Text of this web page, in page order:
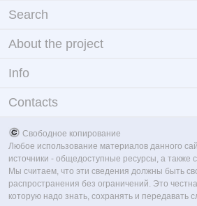
Search
About the project
Info
Contacts
Свободное копирование
Любое использование материалов данного
источники - общедоступные ресурсы, а также
Мы считаем, что эти сведения должны быть
распространения без ограничений. Это
которую надо знать, сохранять и передавать